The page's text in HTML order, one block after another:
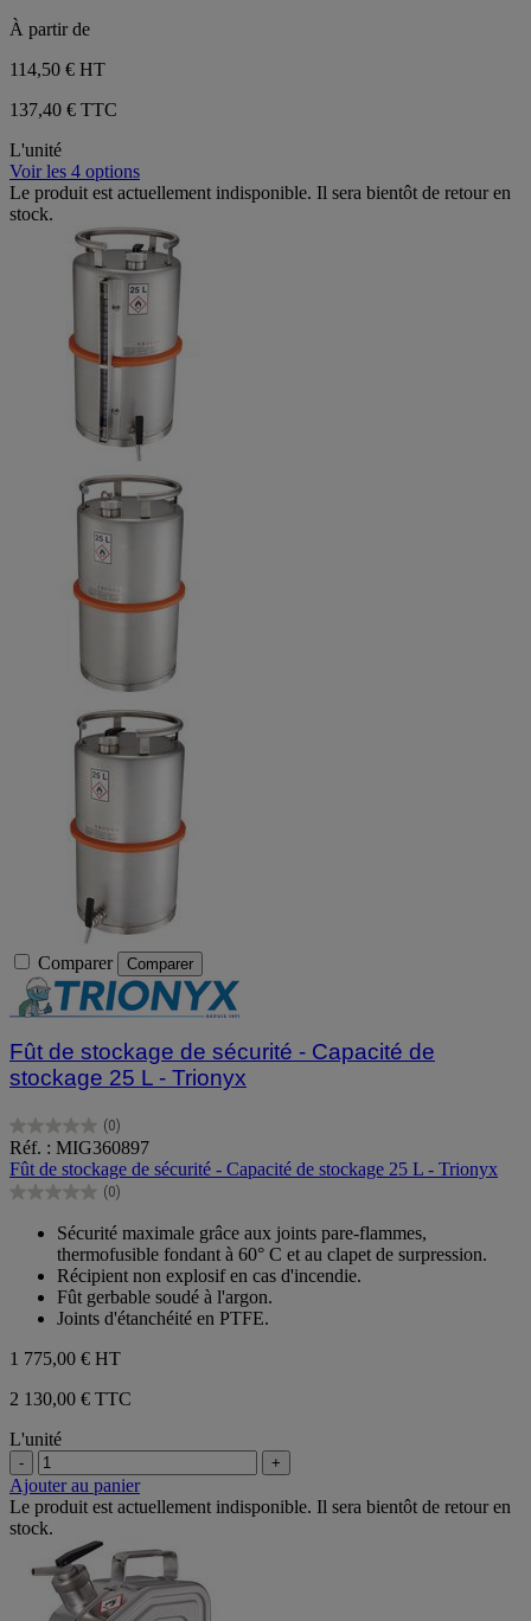
À partir de
114,50 € HT
137,40 € TTC
L'unité
Voir les 4 options
Le produit est actuellement indisponible. Il sera bientôt de retour en
stock.
Comparer Comparer
Fût de stockage de sécurité - Capacité de
stockage 25 L - Trionyx
(0)
0.0
sur
5
étoiles.
Réf. : MIG360897
Fût de stockage de sécurité - Capacité de stockage 25 L - Trionyx
(0)
0.0
étoiles.
Sécurité maximale grâce aux joints pare-flammes,
thermofusible fondant à 60° C et au clapet de surpression.
Récipient non explosif en cas d'incendie.
Fût gerbable soudé à l'argon.
Joints d'étanchéité en PTFE.
1 775,00 € HT
2 130,00 € TTC
L'unité
- +
Ajouter au panier
Le produit est actuellement indisponible. Il sera bientôt de retour en
stock.